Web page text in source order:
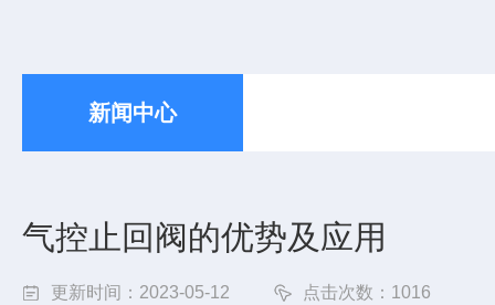
新闻中心
气控止回阀的优势及应用
更新时间：2023-05-12 点击次数：1016